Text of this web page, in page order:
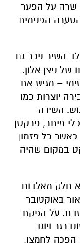
שרה על הפער
הפנימית
השיר ניכר גם
ניצן אלון.
– מגיש את
יוצרות כמו
השירה
מיתר, פרקשן
כאשר כל פזמון
במקום שהיה
חלק מאלבום
באוקטובר
שבת. על הפקת
ויוגב
הפכה לחמצן,